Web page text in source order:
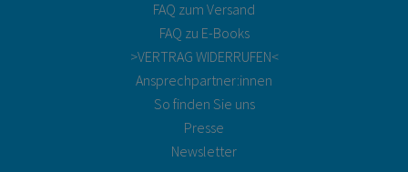
FAQ zum Versand
FAQ zu E-Books
>VERTRAG WIDERRUFEN<
Ansprechpartner:innen
So finden Sie uns
Presse
Newsletter